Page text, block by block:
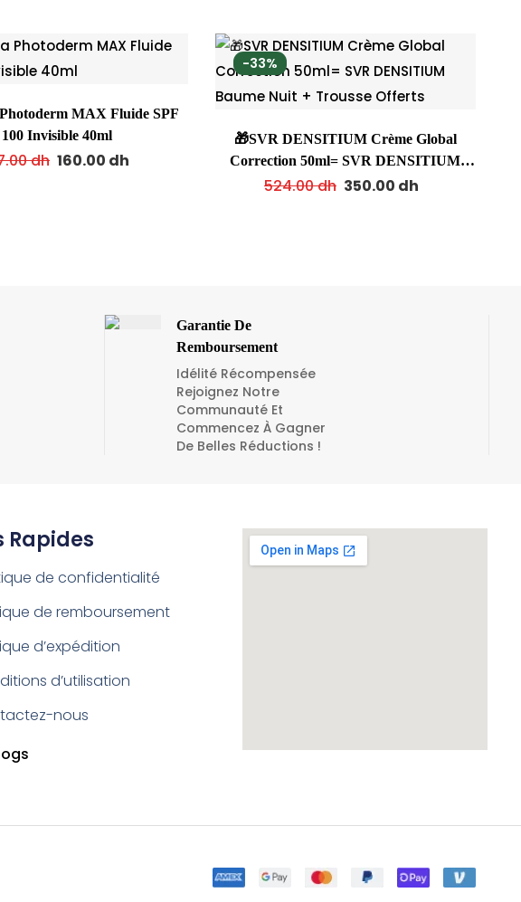
MAX Fluide SPF
100 Invisible 40ml
dh 160.00 dh
-33%
🎁SVR DENSITIUM Crème Global
Correction 50ml= SVR DENSITIUM
Baume Nuit + Trousse Offerts
524.00dh 350.00 dh
Garantie De
Remboursement
Idélité Récompensée
Rejoignez Notre
Communauté Et
Commencez À Gagner
De Belles Réductions !
Rapides
de confidentialité
de remboursement
d’expédition
d’utilisation
nous